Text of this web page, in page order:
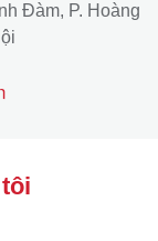
Đàm, P. Hoàng